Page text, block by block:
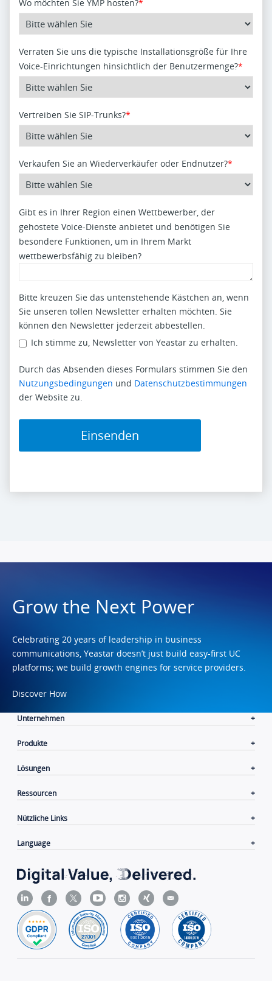
Wo möchten Sie YMP hosten?*
Verraten Sie uns die typische Installationsgröße für Ihre
Voice-Einrichtungen hinsichtlich der Benutzermenge?*
Vertreiben Sie SIP-Trunks?*
Verkaufen Sie an Wiederverkäufer oder Endnutzer?*
Gibt es in Ihrer Region einen Wettbewerber, der
gehostete Voice-Dienste anbietet und benötigen Sie
besondere Funktionen, um in Ihrem Markt
wettbewerbsfähig zu bleiben?
Bitte kreuzen Sie das untenstehende Kästchen an, wenn
Sie unseren tollen Newsletter erhalten möchten. Sie
können den Newsletter jederzeit abbestellen.
Ich stimme zu, Newsletter von Yeastar zu erhalten.
Durch das Absenden dieses Formulars stimmen Sie den
Nutzungsbedingungen und Datenschutzbestimmungen
der Website zu.
Grow the Next Power
Celebrating 20 years of leadership in business
communications, Yeastar doesn’t just build easy-first UC
platforms; we build growth engines for service providers.
Discover How
Unternehmen
Produkte
Lösungen
Ressourcen
Nützliche Links
Language